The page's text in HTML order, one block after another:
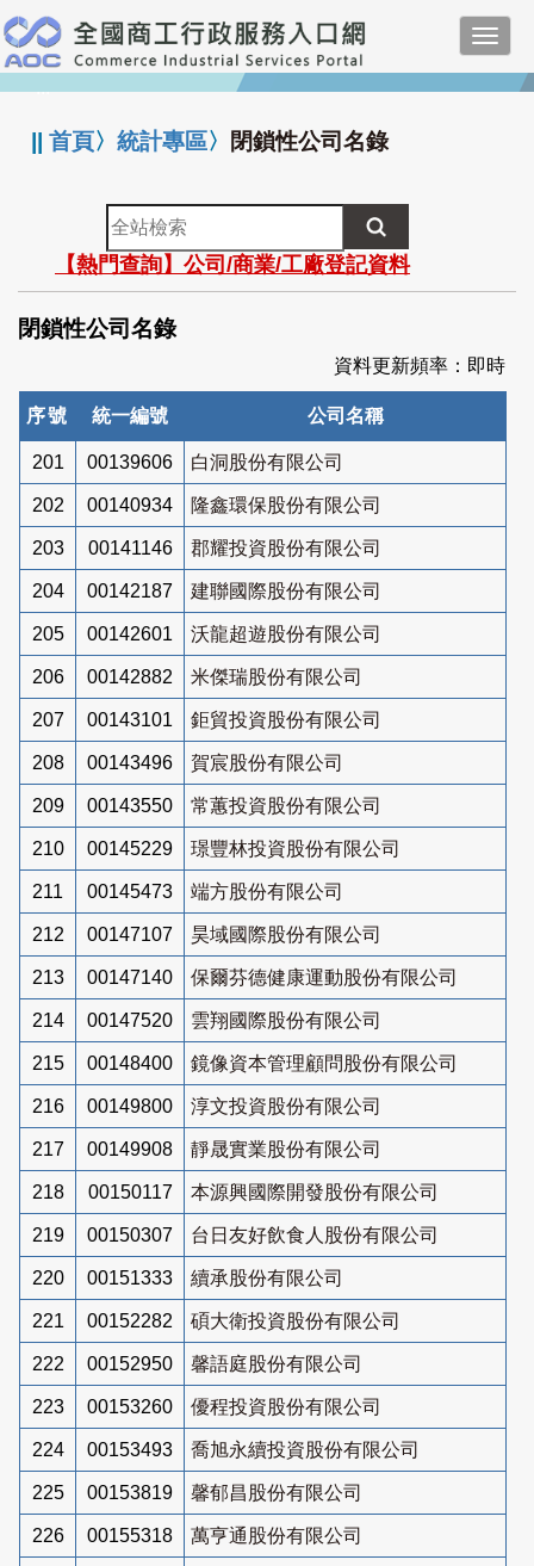
跳
到
主
要
:::
||首頁〉統計專區〉 閉鎖性公司名錄
全
站
檢
索
【熱門查詢】公司/商業/工廠登記資料
閉鎖性公司名錄
資料更新頻率：即時
序號 統一編號 公司名稱
201 00139606 白洞股份有限公司
202 00140934 隆鑫環保股份有限公司
203 00141146 郡耀投資股份有限公司
204 00142187 建聯國際股份有限公司
205 00142601 沃龍超遊股份有限公司
206 00142882 米傑瑞股份有限公司
207 00143101 鉅貿投資股份有限公司
208 00143496 賀宸股份有限公司
209 00143550 常蕙投資股份有限公司
210 00145229 璟豐林投資股份有限公司
211 00145473 端方股份有限公司
212 00147107 昊域國際股份有限公司
213 00147140 保爾芬德健康運動股份有限公司
214 00147520 雲翔國際股份有限公司
215 00148400 鏡像資本管理顧問股份有限公司
216 00149800 淳文投資股份有限公司
217 00149908 靜晟實業股份有限公司
218 00150117 本源興國際開發股份有限公司
219 00150307 台日友好飲食人股份有限公司
220 00151333 續承股份有限公司
221 00152282 碩大衛投資股份有限公司
222 00152950 馨語庭股份有限公司
223 00153260 優程投資股份有限公司
224 00153493 喬旭永續投資股份有限公司
225 00153819 馨郁昌股份有限公司
226 00155318 萬亨通股份有限公司